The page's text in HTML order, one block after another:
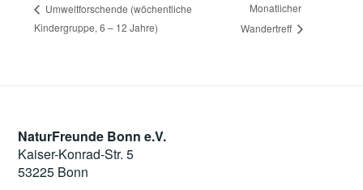
Umweltforschende (wöchentliche
Kindergruppe, 6 – 12 Jahre)
Monatlicher
Wandertreff
NaturFreunde Bonn e.V.
Kaiser-Konrad-Str. 5
53225 Bonn